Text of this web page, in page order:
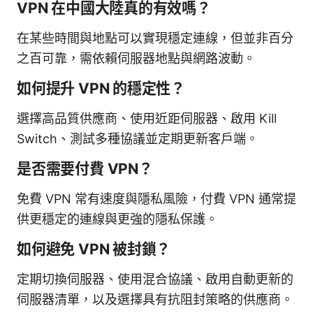
VPN 在中國大陸真的有效嗎？
在某些時間與地點可以實現穩定連線，但並非百分
之百可靠，需依賴伺服器地點與網路波動。
如何提升 VPN 的穩定性？
選擇高品質供應商、使用近距伺服器、啟用 Kill
Switch、測試多種協議並定期更新客戶端。
是否需要付費 VPN？
免費 VPN 常有速度與隱私風險，付費 VPN 通常提
供更穩定的連線與更強的隱私保護。
如何避免 VPN 被封鎖？
定期切換伺服器、使用混合協議、啟用自動更新的
伺服器清單，以及選擇具有抗阻封策略的供應商。